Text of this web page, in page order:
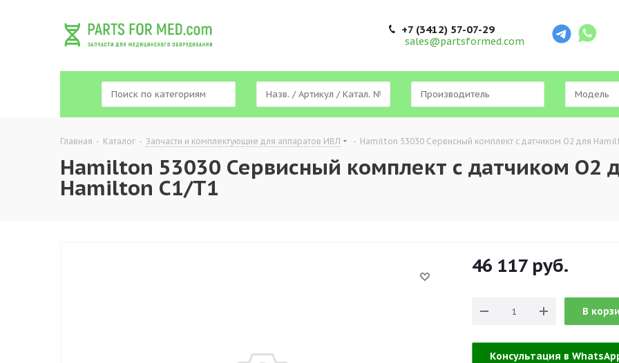
+7 (3412) 57-07-29
sales@partsformed.com
Главная - Каталог - Запчасти и комплектующие для аппаратов ИВЛ - Hamilton 53030 Сервисный комплект с датчиком O2 для
Hamilton 53030 Сервисный комплект с датчиком O2
Hamilton C1/T1
46 117руб.
В
Консультация в